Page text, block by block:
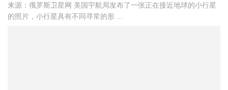
来源：俄罗斯卫星网 美国宇航局发布了一张正在接近地球的小行星
的照片，小行星具有不同寻常的形 ...